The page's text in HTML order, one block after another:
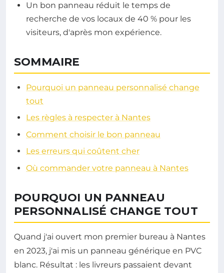
Un bon panneau réduit le temps de
recherche de vos locaux de 40 % pour les
visiteurs, d'après mon expérience.
SOMMAIRE
Pourquoi un panneau personnalisé change
tout
Les règles à respecter à Nantes
Comment choisir le bon panneau
Les erreurs qui coûtent cher
Où commander votre panneau à Nantes
POURQUOI UN PANNEAU
PERSONNALISÉ CHANGE TOUT
Quand j'ai ouvert mon premier bureau à Nantes
en 2023, j'ai mis un panneau générique en PVC
blanc. Résultat : les livreurs passaient devant